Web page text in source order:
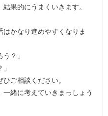
果的にうまくいきます。
かなり進めやすくなりま
？」
ご相談ください。
緒に考えていきまっしょう